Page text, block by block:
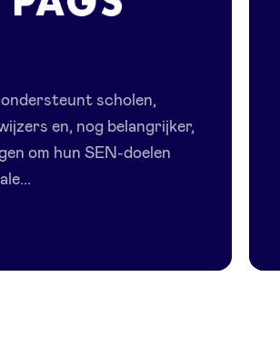
ondersteunt scholen,
en, nog belangrijker,
om hun SEN-doelen